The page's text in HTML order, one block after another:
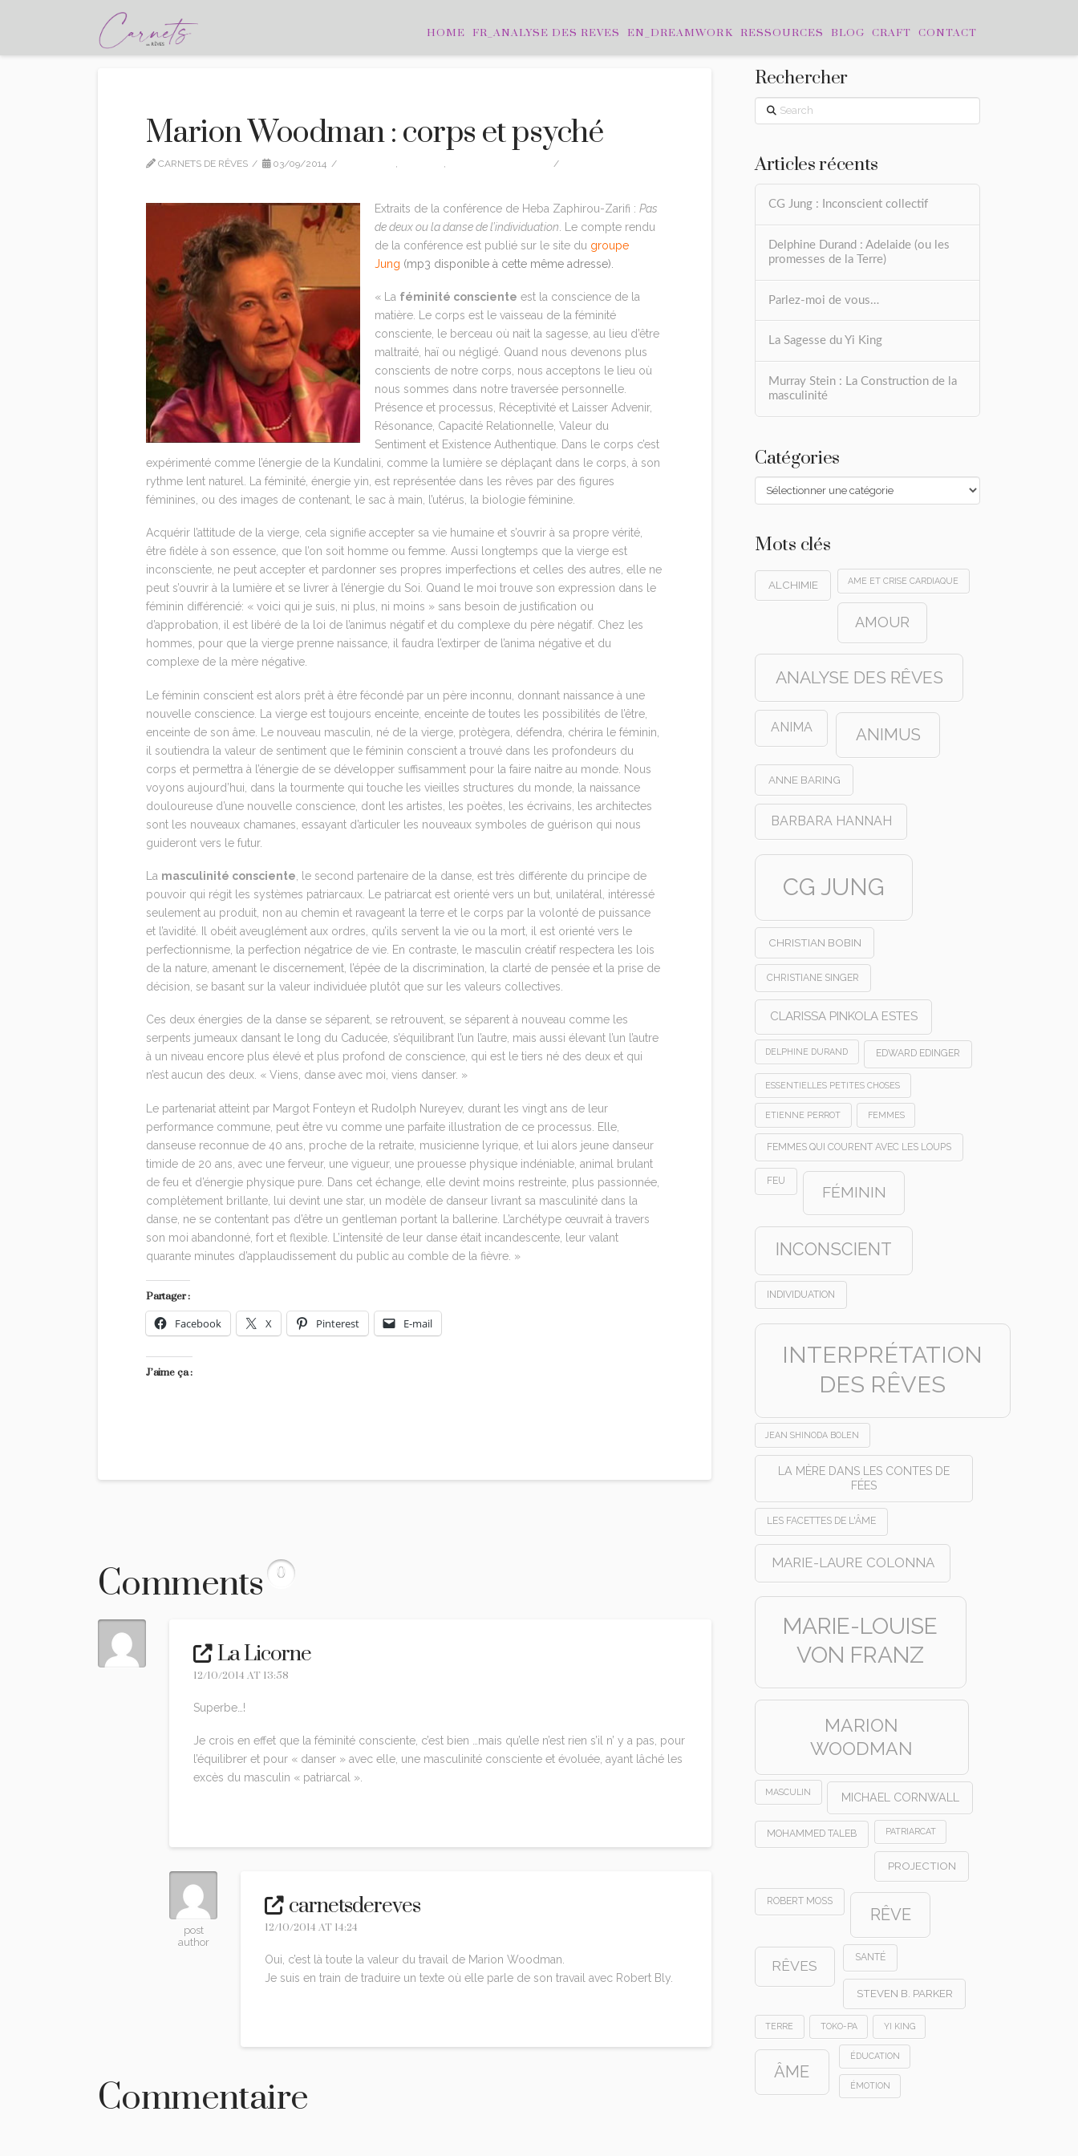
HOME FR_ANALYSE DES REVES EN_DREAMWORK RESSOURCES BLOG CRAFT CONTACT
Marion Woodman : corps et psyché
CARNETS DE RÊVES 03/09/2014 , ,
Extraits de la conférence de Heba Zaphirou-Zarifi :Pas
de deux ou la danse de l’individuation . Le compte rendu
de la conférence est publié sur le site du groupe
Jung (mp3 disponible à cette même adresse).
« La féminité consciente est la conscience de la
matière. Le corps est le vaisseau de la féminité
consciente, le berceau où nait la sagesse, au lieu d’être
maltraité, haï ou négligé. Quand nous devenons plus
conscients de notre corps, nous acceptons le lieu où
nous sommes dans notre traversée personnelle.
Présence et processus, Réceptivité et Laisser Advenir,
Résonance, Capacité Relationnelle, Valeur du
Sentiment et Existence Authentique. Dans le corps c’est
expérimenté comme l’énergie de la Kundalini, comme la lumière se déplaçant dans le corps, à son
rythme lent naturel. La féminité, énergie yin, est représentée dans les rêves par des figures
féminines, ou des images de contenant, le sac à main, l’utérus, la biologie féminine.
Acquérir l’attitude de la vierge, cela signifie accepter sa vie humaine et s’ouvrir à sa propre vérité,
être fidèle à son essence, que l’on soit homme ou femme. Aussi longtemps que la vierge est
inconsciente, ne peut accepter et pardonner ses propres imperfections et celles des autres, elle ne
peut s’ouvrir à la lumière et se livrer à l’énergie du Soi. Quand le moi trouve son expression dans le
féminin différencié: « voici qui je suis, ni plus, ni moins » sans besoin de justification ou
d’approbation, il est libéré de la loi de l’animus négatif et du complexe du père négatif. Chez les
hommes, pour que la vierge prenne naissance, il faudra l’extirper de l’anima négative et du
complexe de la mère négative.
Le féminin conscient est alors prêt à être fécondé par un père inconnu, donnant naissance à une
nouvelle conscience. La vierge est toujours enceinte, enceinte de toutes les possibilités de l’être,
enceinte de son âme. Le nouveau masculin, né de la vierge, protègera, défendra, chérira le féminin,
il soutiendra la valeur de sentiment que le féminin conscient a trouvé dans les profondeurs du
corps et permettra à l’énergie de se développer suffisamment pour la faire naitre au monde. Nous
voyons aujourd’hui, dans la tourmente qui touche les vieilles structures du monde, la naissance
douloureuse d’une nouvelle conscience, dont les artistes, les poètes, les écrivains, les architectes
sont les nouveaux chamanes, essayant d’articuler les nouveaux symboles de guérison qui nous
guideront vers le futur.
La masculinité consciente , le second partenaire de la danse, est très différente du principe de
pouvoir qui régit les systèmes patriarcaux. Le patriarcat est orienté vers un but, unilatéral, intéressé
seulement au produit, non au chemin et ravageant la terre et le corps par la volonté de puissance
et l’avidité. Il obéit aveuglément aux ordres, qu’ils servent la vie ou la mort, il est orienté vers le
perfectionnisme, la perfection négatrice de vie. En contraste, le masculin créatif respectera les lois
de la nature, amenant le discernement, l’épée de la discrimination, la clarté de pensée et la prise de
décision, se basant sur la valeur individuée plutôt que sur les valeurs collectives.
Ces deux énergies de la danse se séparent, se retrouvent, se séparent à nouveau comme les
serpents jumeaux dansant le long du Caducée, s’équilibrant l’un l’autre, mais aussi élevant l’un l’autre
à un niveau encore plus élevé et plus profond de conscience, qui est le tiers né des deux et qui
n’est aucun des deux. « Viens, danse avec moi, viens danser. »
Le partenariat atteint par Margot Fonteyn et Rudolph Nureyev, durant les vingt ans de leur
performance commune, peut être vu comme une parfaite illustration de ce processus. Elle,
danseuse reconnue de 40 ans, proche de la retraite, musicienne lyrique, et lui alors jeune danseur
timide de 20 ans, avec une ferveur, une vigueur, une prouesse physique indéniable, animal brulant
de feu et d’énergie physique pure. Dans cet échange, elle devint moins restreinte, plus passionnée,
complètement brillante, lui devint une star, un modèle de danseur livrant sa masculinité dans la
danse, ne se contentant pas d’être un gentleman portant la ballerine. L’archétype œuvrait à travers
son moi abandonné, fort et flexible. L’intensité de leur danse était incandescente, leur valant
quarante minutes d’applaudissement du public au comble de la fièvre. »
Partager :
Facebook X Pinterest E-mail
J’aime ça :
Comments 0
La Licorne
12/10/2014 AT 13:58
Superbe…!
Je crois en effet que la féminité consciente, c’est bien …mais qu’elle n’est rien s’il n’ y a pas, pour
l’équilibrer et pour « danser » avec elle, une masculinité consciente et évoluée, ayant lâché les
excès du masculin « patriarcal ».
post
author
carnetsdereves
12/10/2014 AT 14:24
Oui, c’est là toute la valeur du travail de Marion Woodman.
Je suis en train de traduire un texte où elle parle de son travail avec Robert Bly.
Commentaire
Rechercher
Search
Articles récents
CG Jung : Inconscient collectif
Delphine Durand : Adelaide (ou les
promesses de la Terre)
Parlez-moi de vous…
La Sagesse du Yi King
Murray Stein : La Construction de la
masculinité
Catégories
Catégories
Mots clés
ALCHIMIE AME ET CRISE CARDIAQUE
AMOUR
ANALYSE DES RÊVES
ANIMA ANIMUS
ANNE BARING
BARBARA HANNAH
CG JUNG
CHRISTIAN BOBIN
CHRISTIANE SINGER
CLARISSA PINKOLA ESTES
DELPHINE DURAND EDWARD EDINGER
ESSENTIELLES PETITES CHOSES
ETIENNE PERROT FEMMES
FEMMES QUI COURENT AVEC LES LOUPS
FEU
FÉMININ
INCONSCIENT
INDIVIDUATION
INTERPRÉTATION
DES RÊVES
JEAN SHINODA BOLEN
LA MÈRE DANS LES CONTES DE
FÉES
LES FACETTES DE L'ÂME
MARIE-LAURE COLONNA
MARIE-LOUISE
VON FRANZ
MARION
WOODMAN
MASCULIN MICHAEL CORNWALL
MOHAMMED TALEB PATRIARCAT
PROJECTION
ROBERT MOSS
RÊVE
RÊVES
SANTÉ
STEVEN B. PARKER
TERRE TOKO-PA YI KING
ÂME
ÉDUCATION
ÉMOTION